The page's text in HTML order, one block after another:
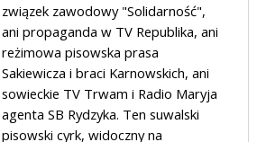
związek zawodowy "Solidarność",
ani propaganda w TV Republika, ani
reżimowa pisowska prasa
Sakiewicza i braci Karnowskich, ani
sowieckie TV Trwam i Radio Maryja
agenta SB Rydzyka. Ten suwalski
pisowski cyrk, widoczny na